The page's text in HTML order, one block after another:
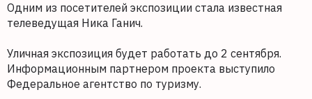
Одним из посетителей экспозиции стала известная
телеведущая Ника Ганич.
Уличная экспозиция будет работать до 2 сентября.
Информационным партнером проекта выступило
Федеральное агентство по туризму.